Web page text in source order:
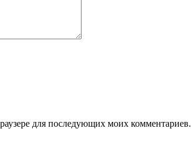
для последующих моих комментариев.